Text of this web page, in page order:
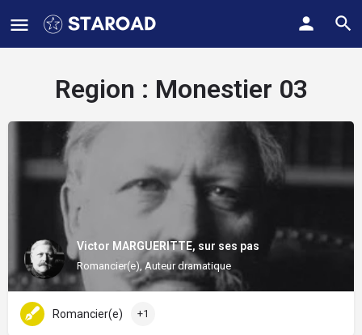
Region : Monestier 03
Victor MARGUERITTE, sur ses pas
Romancier(e), Auteur dramatique
Romancier(e) +1